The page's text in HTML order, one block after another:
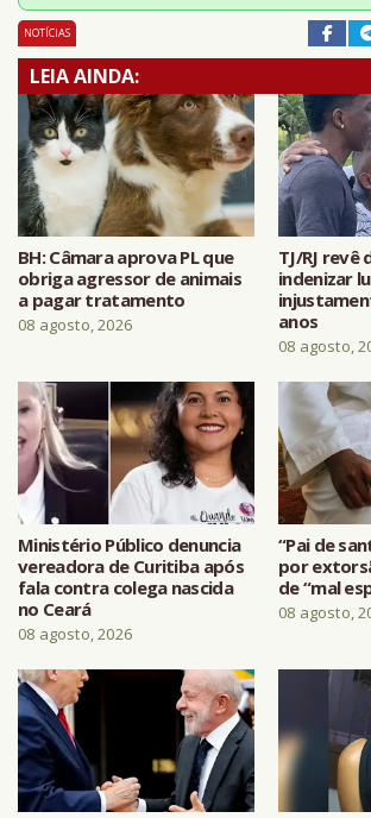
NOTÍCIAS
LEIA AINDA:
BH: Câmara aprova PL que
obriga agressor de animais
a pagar tratamento
08 agosto, 2026
TJ/RJ revê
indenizar
anos
08 agosto,
Ministério Público denuncia
vereadora de Curitiba após
fala contra colega nascida
no Ceará
08 agosto, 2026
“Pai de
por
de “mal
08 agosto,